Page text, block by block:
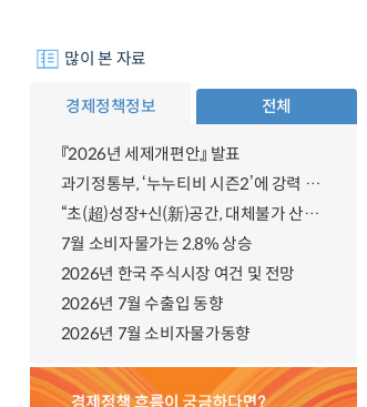
많이 본 자료
경제정책정보 전체
『2026년 세제개편안』 발표
과기정통부, ‘누누티비 시즌2’에 강력 대응 의지 밝혀
“초(超)성장+신(新)공간, 대체불가 산업강국”
7월 소비자물가는 2.8% 상승
2026년 한국 주식시장 여건 및 전망
2026년 7월 수출입 동향
2026년 7월 소비자물가동향